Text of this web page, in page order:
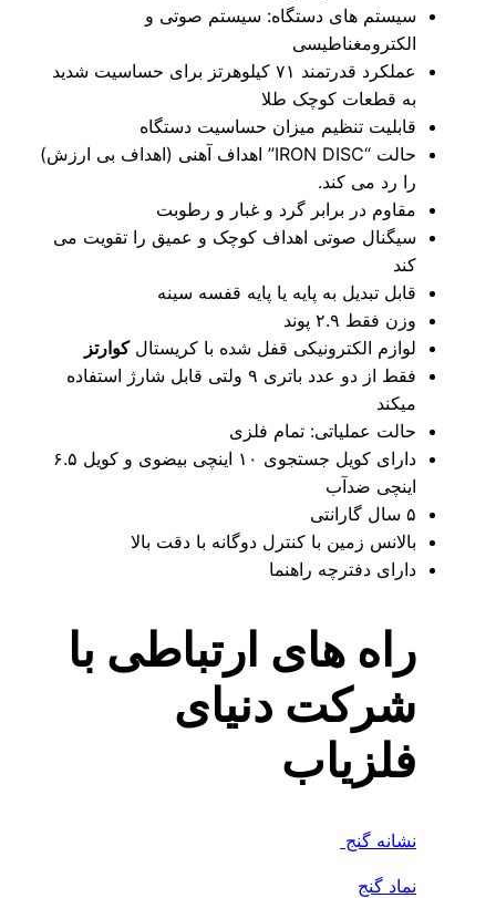
سیستم های دستگاه: سیستم صوتی و
الکترومغناطیسی
عملکرد قدرتمند ۷۱ کیلوهرتز برای حساسیت شدید
به قطعات کوچک طلا
قابلیت تنظیم میزان حساسیت دستگاه
حالت “IRON DISC” اهداف آهنی (اهداف بی ارزش)
را رد می کند.
مقاوم در برابر گرد و غبار و رطوبت
سیگنال صوتی اهداف کوچک و عمیق را تقویت می
کند
قابل تبدیل به پایه یا پایه قفسه سینه
وزن فقط ۲.۹ پوند
لوازم الکترونیکی قفل شده با کریستالکوارتز
فقط از دو عدد باتری ۹ ولتی قابل شارژ استفاده
میکند
حالت عملیاتی: تمام فلزی
دارای کویل جستجوی ۱۰ اینچی بیضوی و کویل ۶.۵
اینچی ضدآب
۵ سال گارانتی
بالانس زمین با کنترل دوگانه با دقت بالا
دارای دفترچه راهنما
راه های ارتباطی با
شرکت دنیای
فلزیاب
نشانه گنج
نماد گنج